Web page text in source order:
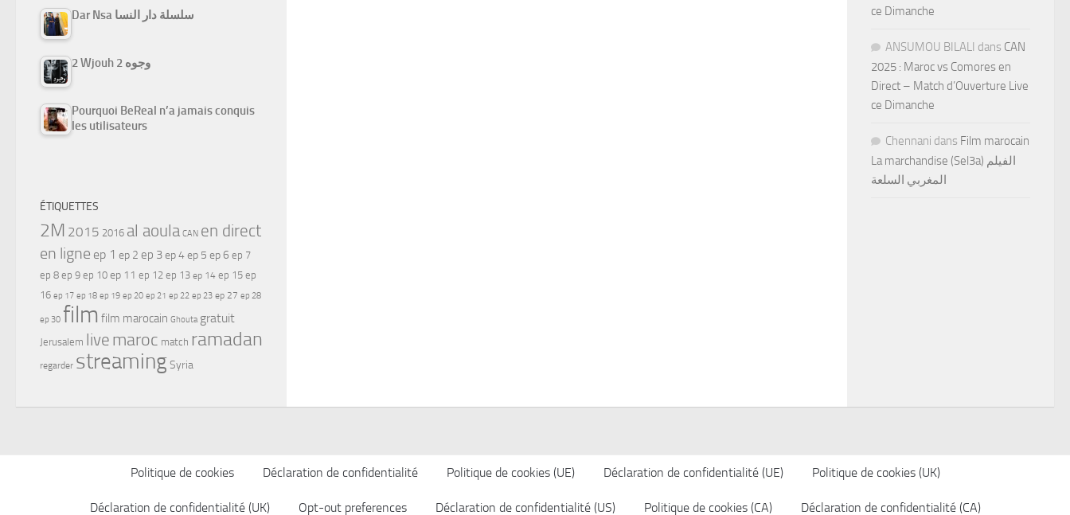
Dar Nsa سلسلة دار النسا
2 Wjouh 2 وجوه
Pourquoi BeReal n’a jamais conquis
les utilisateurs
ÉTIQUETTES
2M 2015 2016 al aoula CAN en direct
en ligne ep 1 ep 2 ep 3ep 4ep 5 ep 6 ep 7
ep 8 ep 9 ep 10 ep 11 ep 12 ep 13 ep 14 ep 15 ep
16 ep 17 ep 18 ep 19 ep 20 ep 21 ep 22 ep 23 ep 27 ep 28
ep 30 film film marocain Ghouta gratuit
Jerusalem live maroc match ramadan
regarder streamingSyria
ce Dimanche
ANSUMOU BILALI dans CAN
2025 : Maroc vs Comores en
Direct – Match d’Ouverture Live
ce Dimanche
Chennani dans Film marocain
La marchandise (Sel3a) الفيلم
المغربي السلعة
Politique de cookies Déclaration de confidentialité Politique de cookies (UE) Déclaration de confidentialité (UE) Politique de cookies (UK)
Déclaration de confidentialité (UK) Opt-out preferences Déclaration de confidentialité (US) Politique de cookies (CA) Déclaration de confidentialité (CA)